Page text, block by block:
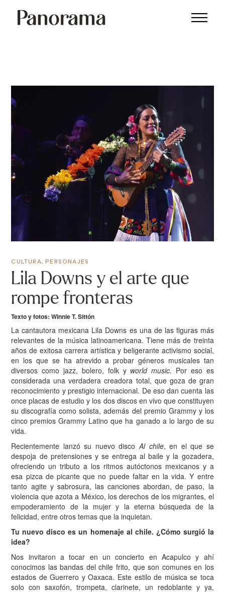
CULTURA,PERSONAJES
Lila Downs y el arte que
rompe fronteras
Texto y fotos: Winnie T. Sittón
La cantautora mexicana Lila Downs es una de las figuras más
relevantes de la música latinoamericana. Tiene más de treinta
años de exitosa carrera artística y beligerante activismo social,
en los que se ha atrevido a probar géneros musicales tan
diversos como jazz, bolero, folk y world music. Por eso es
considerada una verdadera creadora total, que goza de gran
reconocimiento y prestigio internacional. De eso dan cuenta las
once placas de estudio y los dos discos en vivo que constituyen
su discografía como solista, además del premio Grammy y los
cinco premios Grammy Latino que ha ganado a lo largo de su
vida.
Recientemente lanzó su nuevo discoAl chile, en el que se
despoja de pretensiones y se entrega al baile y la gozadera,
ofreciendo un tributo a los ritmos autóctonos mexicanos y a
esa pizca de picante que no puede faltar en la vida. Y entre
tanto agite y sabrosura, las canciones abordan, de paso, la
violencia que azota a México, los derechos de los migrantes, el
empoderamiento de la mujer y la eterna búsqueda de la
felicidad, entre otros temas que la inquietan.
Tu nuevo disco es un homenaje al chile. ¿Cómo surgió la
idea?
Nos invitaron a tocar en un concierto en Acapulco y ahí
conocimos las bandas del chile frito, que son comunes en los
estados de Guerrero y Oaxaca. Este estilo de música se toca
solo con saxofón, trompeta, clarinete, un redoblante y ya,